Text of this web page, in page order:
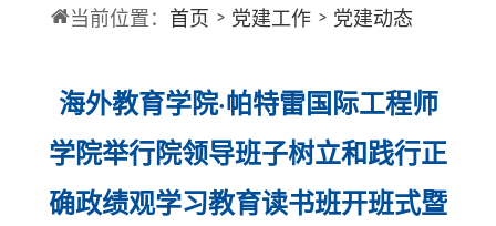
当前位置： 首页 党建工作 党建动态
海外教育学院·帕特雷国际工程师
学院举行院领导班子树立和践行正
确政绩观学习教育读书班开班式暨